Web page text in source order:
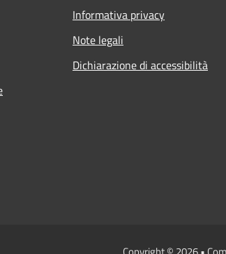
Informativa privacy
Note legali
Dichiarazione di accessibilità